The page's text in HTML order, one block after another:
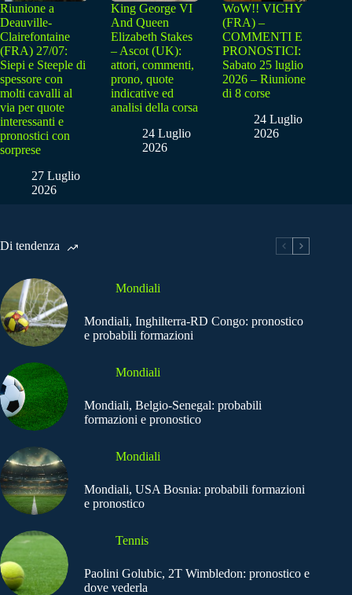
Riunione a
Deauville-
Clairefontaine
(FRA) 27/07:
Siepi e Steeple di
spessore con
molti cavalli al
via per quote
interessanti e
pronostici con
sorprese
27 Luglio
2026
King George VI
And Queen
Elizabeth Stakes
– Ascot (UK):
attori, commenti,
prono, quote
indicative ed
analisi della corsa
24 Luglio
2026
WoW!! VICHY
(FRA) –
COMMENTI E
PRONOSTICI:
Sabato 25 luglio
2026 – Riunione
di 8 corse
24 Luglio
2026
Di tendenza
Mondiali
Mondiali, Inghilterra-RD Congo: pronostico
e probabili formazioni
Mondiali
Mondiali, Belgio-Senegal: probabili
formazioni e pronostico
Mondiali
Mondiali, USA Bosnia: probabili formazioni
e pronostico
Tennis
Paolini Golubic, 2T Wimbledon: pronostico e
dove vederla